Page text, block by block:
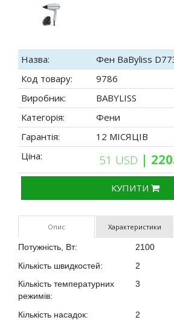
Назва:
Фен BaByliss
Код товару:
9786
Виробник:
BABYLISS
Категорія:
Фени
Гарантія:
12 МІСЯЦІВ
Ціна:
51 USD |
КУПИТИ
Опис Характеристики
Потужність, Вт:
2100
Кількість швидкостей:
2
Кількість температурних
режимів:
3
Кількість насадок:
2